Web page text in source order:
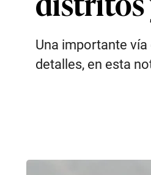
Una importante
detalles, en esta